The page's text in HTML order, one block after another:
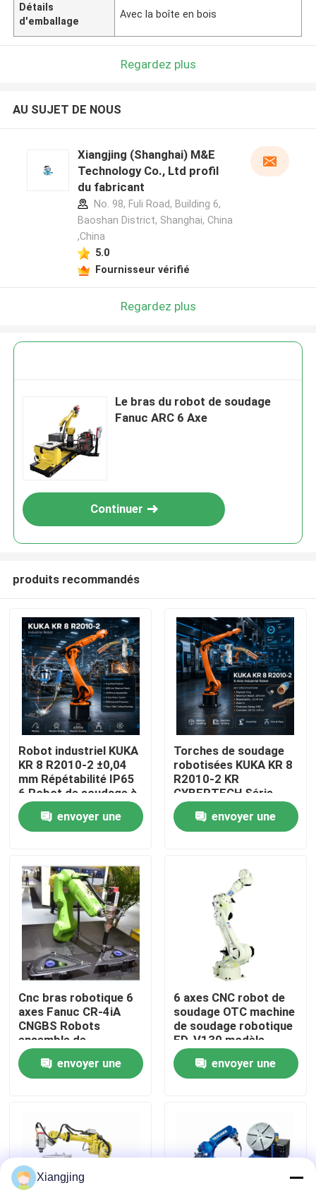
À la maison
Produits
Vidéos
À propos de nous
Visite de l'usine
Contrôle de la qualité
Nous contacter
Demandez un devis
bras de robot industriel
Détails
d'emballage
Avec la boîte en bois
Regardez plus
AU SUJET DE NOUS
Xiangjing (Shanghai) M&E
Technology Co., Ltd profil
du fabricant
No. 98, Fuli Road, Building 6,
Baoshan District, Shanghai, China
,China
5.0
Fournisseur vérifié
Regardez plus
Le bras du robot de soudage
Fanuc ARC 6 Axe
Continuer
produits recommandés
Robot industriel KUKA
KR 8 R2010-2 ±0,04
mm Répétabilité IP65
6 Robot de soudage à
arc à axe et armoire
de commande KR C4
KR C5 KR C5-2
envoyer une
Torches de soudage
robotisées KUKA KR 8
R2010-2 KR
CYBERTECH Série
Charge utile 8 kg
Portée 2013 mm
Robot industriel 6
envoyer une
Cnc bras robotique 6
axes Fanuc CR-4iA
CNGBS Robots
ensemble de
vêtements de
collaboration robot
soudage
envoyer une
6 axes CNC robot de
soudage OTC machine
de soudage robotique
FD-V130 modèle
2.139m portée
envoyer une
Xiangjing